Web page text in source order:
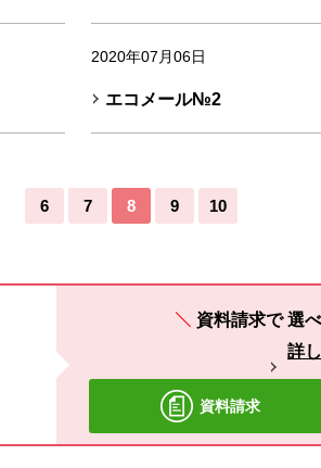
2020年07月06日
エコメール№2
6 7 8 9 10
資料請求で選
詳
資料請求